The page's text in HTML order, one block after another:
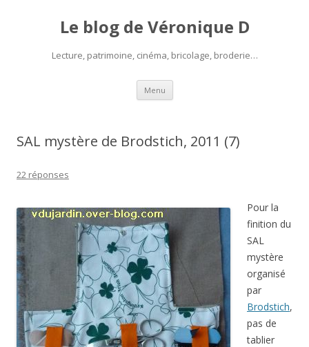
Le blog de Véronique D
Lecture, patrimoine, cinéma, bricolage, broderie…
Menu Aller
contenu
SAL mystère de Brodstich, 2011 (7)
22 réponses
Pour la
finition du
SAL
mystère
organisé
par
Brodstich,
pas de
tablier